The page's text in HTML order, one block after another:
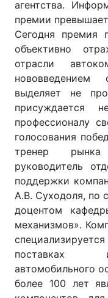
агентства.
премии
Сегодня премия
объективно
отрасли
нововведением
выделяет не
присуждается
профессионалу
голосования
тренер рынка
руководитель
поддержки
А.В. Суходоля, по
доцентом
механизмов».
поставках
автомобильного
более 100 лет